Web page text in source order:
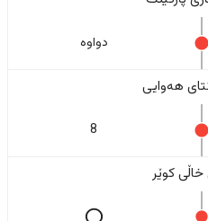
دواوە
هەوایی
8
کوێر